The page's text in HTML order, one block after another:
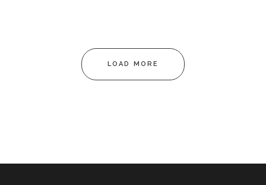
LOAD MORE